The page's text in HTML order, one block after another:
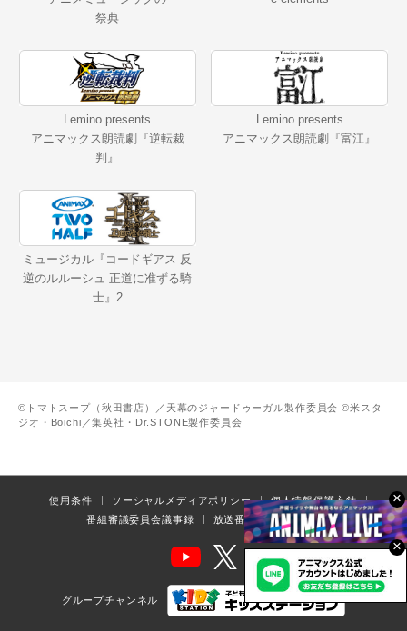
×
×
祭典
Lemino presents
アニマックス朗読劇『逆転裁
判』
Lemino presents
アニマックス朗読劇『富江』
ミュージカル『コードギアス 反
逆のルルーシュ 正道に准ずる騎
士』2
©トマトスープ（秋田書店）／天幕のジャードゥーガル製作委員会 ©米スタ
ジオ・Boichi／集英社・Dr.STONE製作委員会
使用条件 ソーシャルメディアポリシー
個人情報保護方針
番組審議委員会議事録
放送番組の編集の基準
グループチャンネル